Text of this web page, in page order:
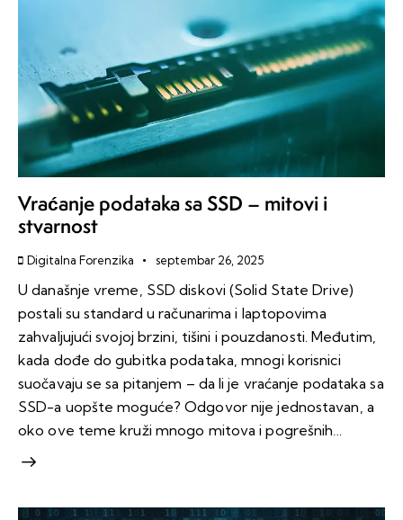
Vraćanje podataka sa SSD – mitovi i
stvarnost
Digitalna Forenzika septembar 26, 2025
U današnje vreme, SSD diskovi (Solid State Drive)
postali su standard u računarima i laptopovima
zahvaljujući svojoj brzini, tišini i pouzdanosti. Međutim,
kada dođe do gubitka podataka, mnogi korisnici
suočavaju se sa pitanjem – da li je vraćanje podataka sa
SSD-a uopšte moguće? Odgovor nije jednostavan, a
oko ove teme kruži mnogo mitova i pogrešnih…